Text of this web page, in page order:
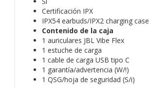
Certificación IPX
IPX54 earbuds/IPX2 charging case
Contenido de la caja
1 auriculares JBL Vibe Flex
1 estuche de carga
1 cable de carga USB tipo C
1 garantía/advertencia (W/!)
1 QSG/hoja de seguridad (S/i)